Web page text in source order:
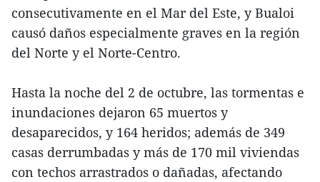
consecutivamente en el Mar del Este, y Bualoi
causó daños especialmente graves en la región
del Norte y el Norte-Centro.
Hasta la noche del 2 de octubre, las tormentas e
inundaciones dejaron 65 muertos y
desaparecidos, y 164 heridos; además de 349
casas derrumbadas y más de 170 mil viviendas
con techos arrastrados o dañadas, afectando